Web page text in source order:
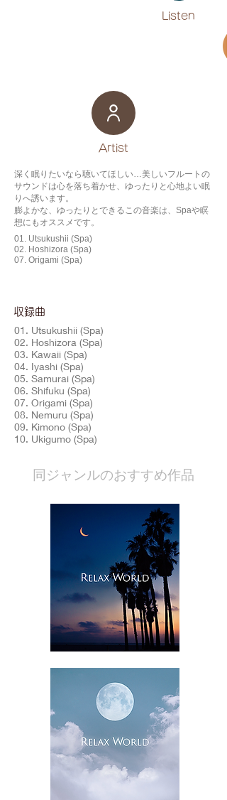
Listen​
​Artist
深く眠りたいなら聴いてほしい…美しいフルートの
サウンドは心を落ち着かせ、ゆったりと心地よい眠
りへ誘います。
膨よかな、ゆったりとできるこの音楽は、Spaや瞑
想にもオススメです。
01. Utsukushii (Spa)
02. Hoshizora (Spa)
07. Origami (Spa)
​収録曲
01. Utsukushii (Spa)
02. Hoshizora (Spa)
03. Kawaii (Spa)
04. Iyashi (Spa)
05. Samurai (Spa)
06. Shifuku (Spa)
07. Origami (Spa)
08. Nemuru (Spa)
09. Kimono (Spa)
10. Ukigumo (Spa)
​同ジャンルのおすすめ作品